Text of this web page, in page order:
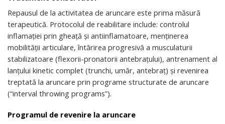
Repausul de la activitatea de aruncare este prima măsură
terapeutică. Protocolul de reabilitare include: controlul
inflamației prin gheață și antiinflamatoare, menținerea
mobilității articulare, întărirea progresivă a musculaturii
stabilizatoare (flexorii-pronatorii antebrațului), antrenament al
lanțului kinetic complet (trunchi, umăr, antebraț) și revenirea
treptată la aruncare prin programe structurate de aruncare
(“interval throwing programs”).
Programul de revenire la aruncare